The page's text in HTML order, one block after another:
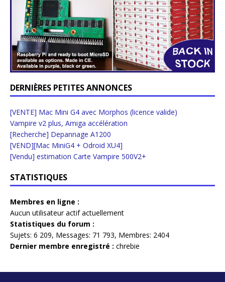
DERNIÈRES PETITES ANNONCES
[VENTE] Mac Mini G4 avec Morphos (licence valide)
Vampire v2 plus, Amiga accélération
[Recherche] Depannage A1200
[VEND][Mac MiniG4 + Odroid XU4]
[Vendu] estimation Carte Vampire 500V2+
STATISTIQUES
Membres en ligne :
Aucun utilisateur actif actuellement
Statistiques du forum :
Sujets: 6 209, Messages: 71 793, Membres: 2404
Dernier membre enregistré : chrebie